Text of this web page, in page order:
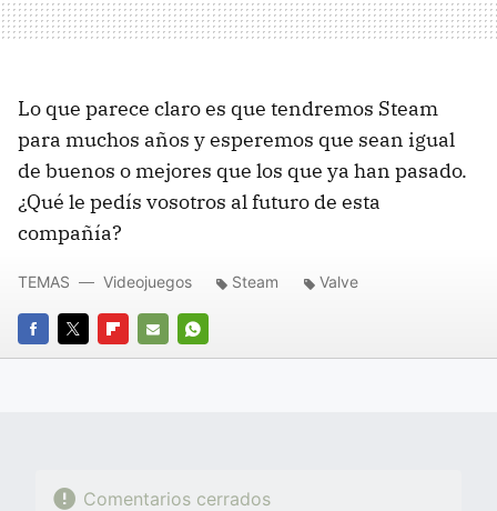
Lo que parece claro es que tendremos Steam
para muchos años y esperemos que sean igual
de buenos o mejores que los que ya han pasado.
¿Qué le pedís vosotros al futuro de esta
compañía?
FACEBOOK
TWITTERFLIPBOARD
E-
WHATSAPP
TEMAS Videojuegos Steam Valve
Comentarios cerrados